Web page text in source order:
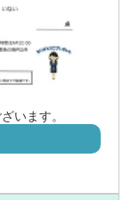
います。